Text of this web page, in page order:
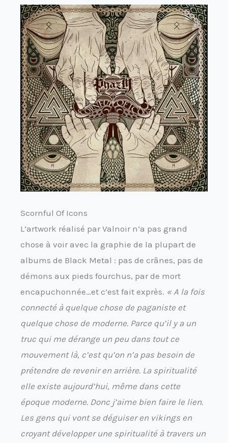
Scornful Of Icons
L’artwork réalisé par Valnoir n’a pas grand
chose à voir avec la graphie de la plupart de
albums de Black Metal : pas de crânes, pas de
démons aux pieds fourchus, par de mort
encapuchonnée…et c’est fait exprès. « A la fois
connecté à quelque chose de paganiste et
quelque chose de moderne. Parce qu’il y a un
truc qui me dérange un peu dans tout ce
mouvement là, c’est qu’on n’a pas besoin de
prétendre de revenir en arrière. La spiritualité
elle existe aujourd’hui, même dans cette
époque moderne. Donc j’aime bien faire le lien.
Les gens qui vont se déguiser en vikings en
croyant développer une spiritualité à travers un